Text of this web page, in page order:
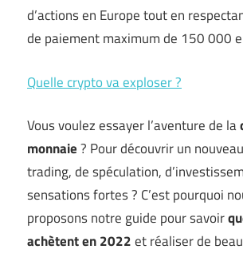
d’actions en Europe tout en
de paiement maximum de 150 000
Quelle crypto va exploser ?
Vous voulez essayer l’aventure de la
monnaie? Pour découvrir un
trading, de spéculation,
sensations fortes ? C’est pourquoi
proposons notre guide pour savoir
achètent en 2022et réaliser de